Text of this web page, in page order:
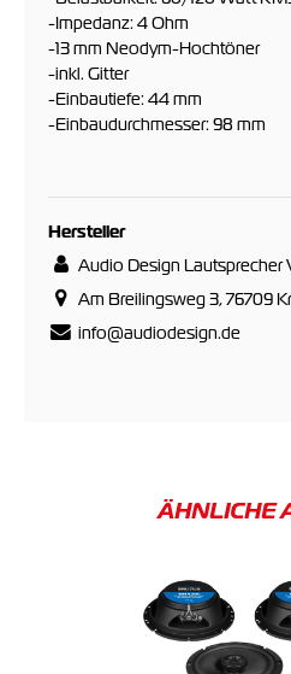
-Impedanz: 4 Ohm
-13 mm Neodym-Hochtöner
-inkl. Gitter
-Einbautiefe: 44 mm
-Einbaudurchmesser: 98 mm
Hersteller
Audio Design Lautsprecher
Am Breilingsweg 3, 76709
info@audiodesign.de
ÄHNLICHE